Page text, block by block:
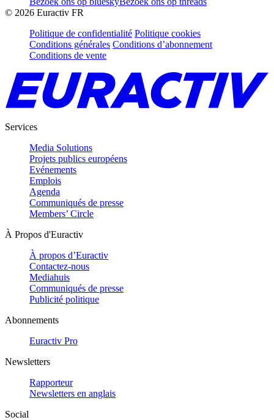
© 2026 Euractiv FR
Politique de confidentialité Politique cookies
Conditions générales Conditions d’abonnement
Conditions de vente
Services
Media Solutions
Projets publics européens
Evénements
Emplois
Agenda
Communiqués de presse
Members’ Circle
À Propos d'Euractiv
À propos d’Euractiv
Contactez-nous
Mediahuis
Communiqués de presse
Publicité politique
Abonnements
Euractiv Pro
Newsletters
Rapporteur
Newsletters en anglais
Social